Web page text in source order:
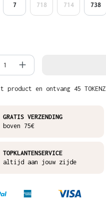
7 718 714 738
product en ontvang 45
GRATIS VERZENDING
boven 75€
TOPKLANTENSERVICE
altijd aan jouw zijde